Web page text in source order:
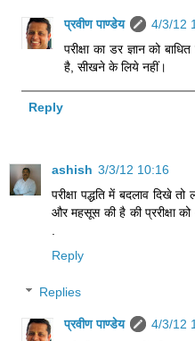
प्रवीण पाण्डेय
4/3/12
परीक्षा का डर ज्ञान को
है, सीखने के लिये नहीं।
Reply
ashish 3/3/12 10:16
परीक्षा पद्धति में बदलाव दिखे
और महसूस की है की प्ररीक्षा
Reply
Replies
प्रवीण पाण्डेय
4/3/12